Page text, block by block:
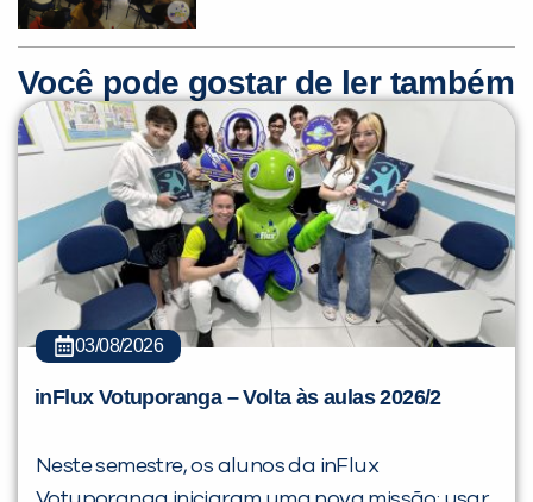
Você pode gostar de ler também
03/08/2026
inFlux Votuporanga – Volta às aulas 2026/2
Neste semestre, os alunos da inFlux